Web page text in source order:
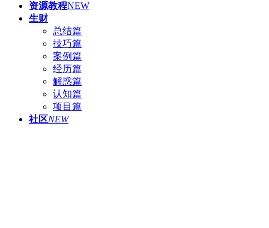
资源教程NEW
生财
总结篇
技巧篇
案例篇
经历篇
解惑篇
认知篇
项目篇
社区NEW